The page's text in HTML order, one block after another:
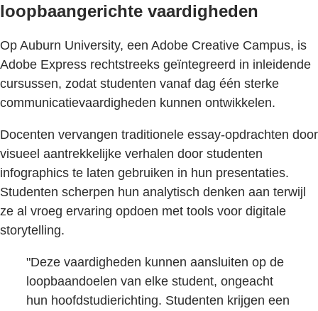
loopbaangerichte vaardigheden
Op Auburn University, een Adobe Creative Campus, is
Adobe Express rechtstreeks geïntegreerd in inleidende
cursussen, zodat studenten vanaf dag één sterke
communicatievaardigheden kunnen ontwikkelen.
Docenten vervangen traditionele essay-opdrachten door
visueel aantrekkelijke verhalen door studenten
infographics te laten gebruiken in hun presentaties.
Studenten scherpen hun analytisch denken aan terwijl
ze al vroeg ervaring opdoen met tools voor digitale
storytelling.
"Deze vaardigheden kunnen aansluiten op de
loopbaandoelen van elke student, ongeacht
hun hoofdstudierichting. Studenten krijgen een